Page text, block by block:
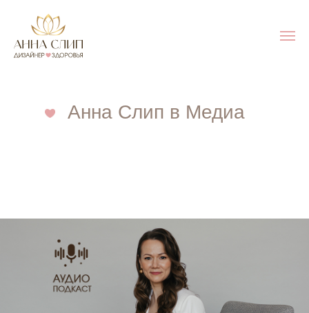
Анна Слип в Медиа